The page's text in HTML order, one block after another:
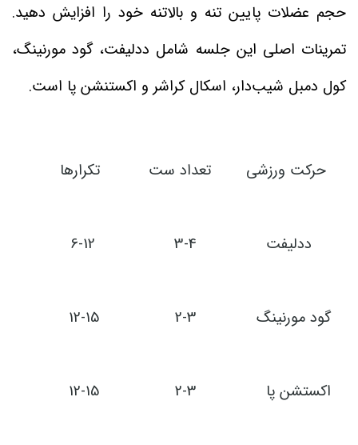
حجم عضلات پایین تنه و بالاتنه خود را افزایش دهید.
تمرینات اصلی این جلسه شامل ددلیفت، گود مورنینگ،
کول دمبل شیب‌دار، اسکال کراشر و اکستنشن پا است.
حرکت ورزشی تعداد ست تکرارها
ددلیفت
گود مورنینگ
اکستشن پا